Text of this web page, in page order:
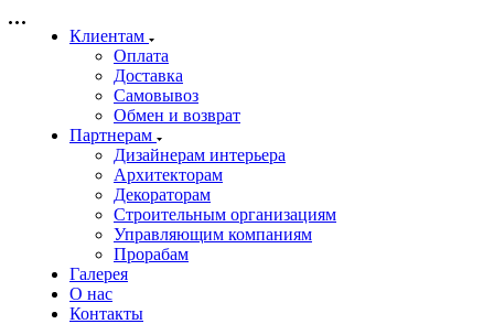
Клиентам
Оплата
Доставка
Самовывоз
Обмен и возврат
Партнерам
Дизайнерам интерьера
Архитекторам
Декораторам
Строительным организациям
Управляющим компаниям
Прорабам
Галерея
О нас
Контакты